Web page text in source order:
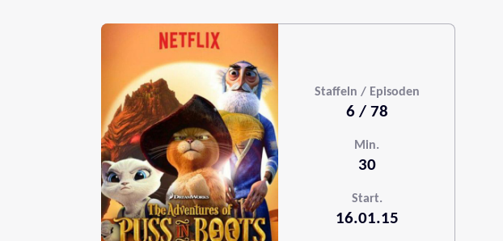
Staffeln / Episoden
6 / 78
Min.
30
Start.
16.01.15